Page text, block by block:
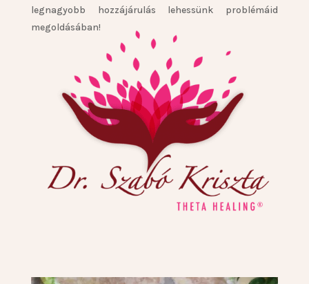
legnagyobb hozzájárulás lehessünk problémáid
megoldásában!